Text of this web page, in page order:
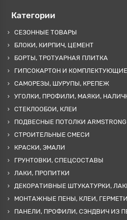
Категории
СЕЗОННЫЕ ТОВАРЫ
БЛОКИ, КИРПИЧ, ЦЕМЕНТ
БОРТЫ, ТРОТУАРНАЯ ПЛИТКА
ГИПСОКАРТОН И КОМПЛЕКТУЮЩИЕ
САМОРЕЗЫ, ШУРУПЫ, КРЕПЕЖ
УГОЛКИ, ПРОФИЛИ, МАЯКИ,
СТЕКЛООБОИ, КЛЕИ
ПОДВЕСНЫЕ ПОТОЛКИ ARMSTRONG
СТРОИТЕЛЬНЫЕ СМЕСИ
КРАСКИ, ЭМАЛИ
ГРУНТОВКИ, СПЕЦСОСТАВЫ
ЛАКИ, ПРОПИТКИ
ДЕКОРАТИВНЫЕ ШТУКАТУРКИ,
МОНТАЖНЫЕ ПЕНЫ, КЛЕИ,
ПАНЕЛИ, ПРОФИЛИ, СЭНДВИЧ ИЗ